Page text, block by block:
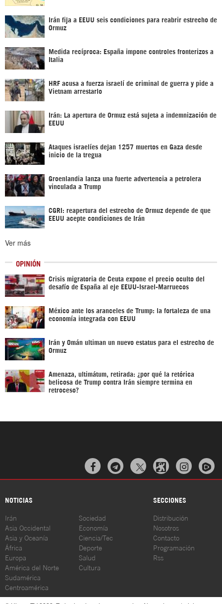
Irán fija a EEUU seis condiciones para reabrir estrecho de
Ormuz
Medida recíproca: España impone controles fronterizos a
Italia
HRF acusa a fuerza israelí de criminal de guerra y pide a
Vietnam arrestarlo
Irán: La apertura de Ormuz está sujeta a indemnización de
EEUU
Ataques israelíes dejan 1257 muertos en Gaza desde
inicio de la tregua
Groenlandia lanza una fuerte advertencia a petrolera
vinculada a Trump
CGRI: reapertura del estrecho de Ormuz depende de que
EEUU acepte condiciones de Irán
Ver más
OPINIÓN
Crisis migratoria de Ceuta expone el precio oculto del
desafío de España al eje EEUU-Israel-Marruecos
México ante los aranceles de Trump: la fortaleza de una
economía integrada con EEUU
Irán y Omán ultiman un nuevo estatus para el estrecho de
Ormuz
Amenaza, ultimátum, retirada: ¿por qué la retórica
belicosa de Trump contra Irán siempre termina en
retroceso?
  
NOTICIAS SECCIONES
Irán
Asia Occidental
Asia y Oceanía
África
Europa
América del Norte
Sudamérica
Centroamérica
Sociedad
Economía
Ciencia/Tec
Deporte
Salud
Cultura
Distribución
Nosotros
Contacto
Programación
Rss